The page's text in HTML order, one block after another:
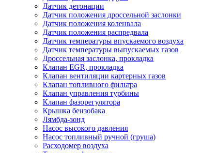
Датчик детонации
Датчик положения дроссельной заслонки
Датчик положения коленвала
Датчик положения распредвала
Датчик температуры впускаемого воздуха
Датчик температуры выпускаемых газов
Дроссельная заслонка, прокладка
Клапан EGR, прокладка
Клапан вентиляции картерных газов
Клапан топливного фильтра
Клапан управления турбины
Клапан фазорегулятора
Крышка бензобака
Лямбда-зонд
Насос высокого давления
Насос топливный ручной (груша)
Расходомер воздуха